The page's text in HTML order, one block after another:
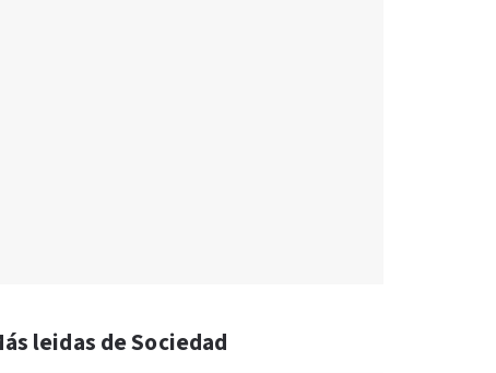
leidas de Sociedad